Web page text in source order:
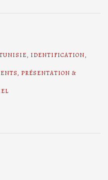
, IDENTIFICATION,
, PRÉSENTATION &